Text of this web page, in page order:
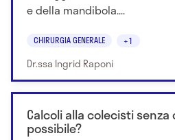
e della mandibola....
CHIRURGIA GENERALE +1
Dr.ssa Ingrid Raponi
Calcoli alla colecisti
possibile?